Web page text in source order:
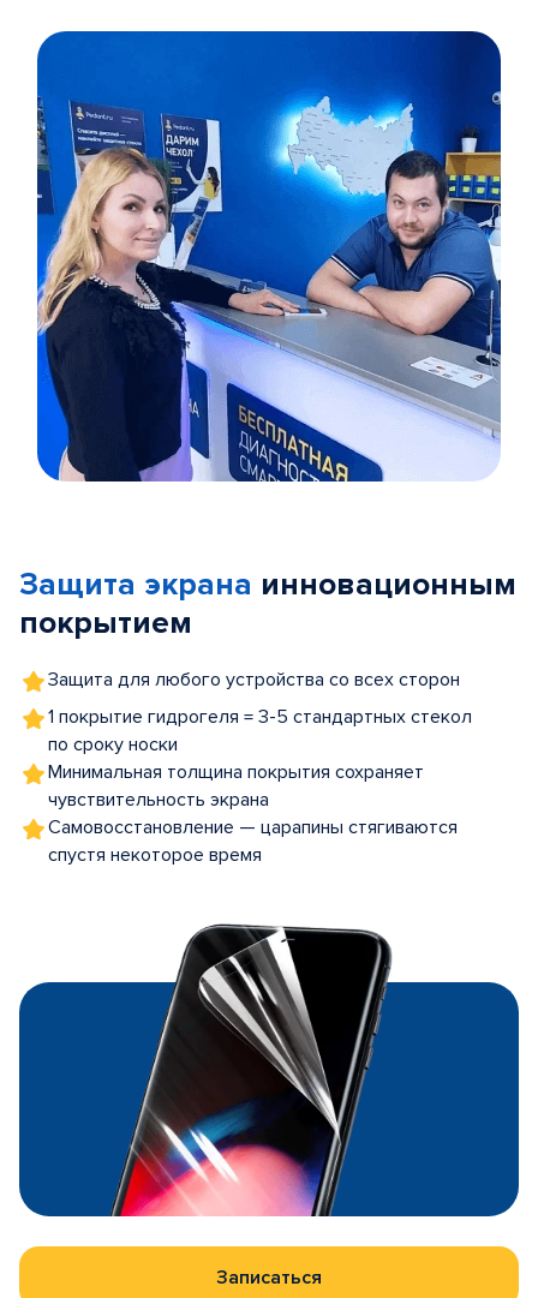
5
Защита экрана инновационным
покрытием
Защита для любого устройства со всех сторон
1 покрытие гидрогеля = 3-5 стандартных стекол
по сроку носки
Минимальная толщина покрытия сохраняет
чувствительность экрана
Самовосстановление — царапины стягиваются
спустя некоторое время
Записаться